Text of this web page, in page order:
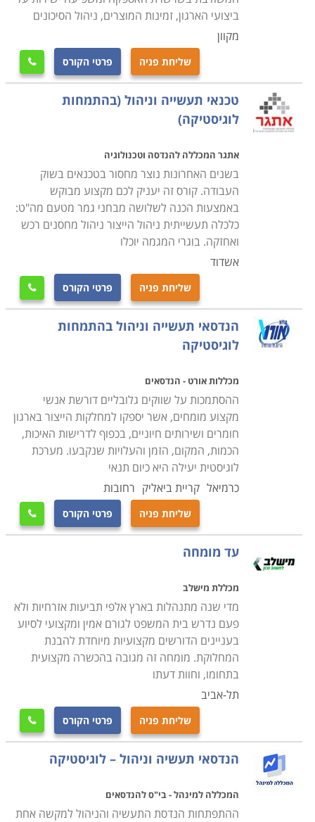
ביצועי הארגון, זמינות המוצרים, ניהול הסיכונים
מקוון
שליחת פניה פרטי הקורס 
טכנאי תעשייה וניהול (בהתמחות
לוגיסטיקה)
אתגר המכללה להנדסה וטכנולוגיה
בשנים האחרונות נוצר מחסור בטכנאים בשוק
העבודה. קורס זה יעניק לכם מקצוע מבוקש
באמצעות הכנה לשלושה מבחני גמר מטעם מה"ט:
כלכלה תעשייתית ניהול הייצור ניהול מחסנים רכש
ואחזקה. בוגרי המגמה יוכלו
אשדוד
שליחת פניה פרטי הקורס 
הנדסאי תעשייה וניהול בהתמחות
לוגיסטיקה
מכללות אורט - הנדסאים
ההסתמכות על שווקים גלובליים דורשת אנשי
מקצוע מומחים, אשר יספקו למחלקות הייצור בארגון
חומרים ושירותים חיוניים, בכפוף לדרישות האיכות,
הכמות, המקום, הזמן והעלויות שנקבעו. מערכת
לוגיסטית יעילה היא כיום תנאי
כרמיאל קריית ביאליק רחובות
שליחת פניה פרטי הקורס 
עד מומחה
מכללת מישלב
מדי שנה מתנהלות בארץ אלפי תביעות אזרחיות ולא
פעם נדרש בית המשפט לגורם אמין ומקצועי לסיוע
בעניינים הדורשים מקצועיות מיוחדת להבנת
המחלוקת. מומחה זה מגובה בהכשרה מקצועית
בתחומו, וחוות דעתו
תל-אביב
שליחת פניה פרטי הקורס 
הנדסאי תעשיה וניהול – לוגיסטיקה
המכללה למינהל - בי"ס להנדסאים
ההתפתחות הנדסת התעשיה והניהול למקשה אחת